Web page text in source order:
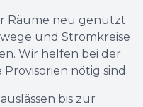
Räume neu genutzt
und Stromkreise
Wir helfen bei der
nötig sind.
bis zur